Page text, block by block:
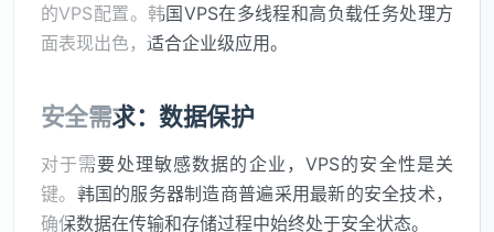
的VPS配置。韩国VPS在多线程和高负载任务处理方
面表现出色，适合企业级应用。
安全需求：数据保护
对于需要处理敏感数据的企业，VPS的安全性是关
键。韩国的服务器制造商普遍采用最新的安全技术，
确保数据在传输和存储过程中始终处于安全状态。